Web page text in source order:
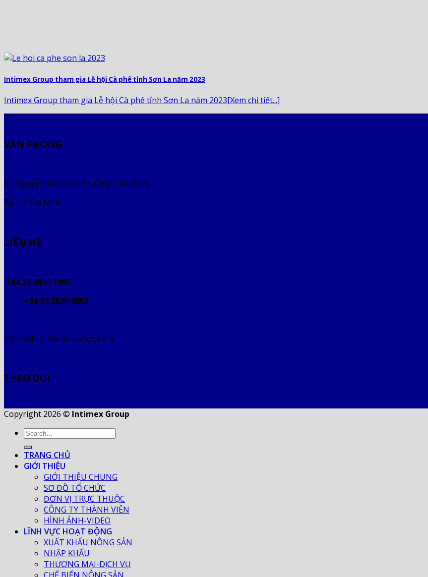
Intimex Group tham gia Lễ hội Cà phê tỉnh Sơn La năm 2023
Intimex Group tham gia Lễ hội Cà phê tỉnh Sơn La năm 2023[Xem chi tiết...]
VĂN PHÒNG
61 Nguyễn Văn Giai, Phường Tân Định,
Tp Hồ Chí Minh
LIÊN HỆ
+84 28 3820 1998
+84 28 3820 8052
intimexhcm@intimexhcm.com
THEO DÕI
Copyright 2026 © Intimex Group
TRANG CHỦ
GIỚI THIỆU
GIỚI THIỆU CHUNG
SƠ ĐỒ TỔ CHỨC
ĐƠN VỊ TRỰC THUỘC
CÔNG TY THÀNH VIÊN
HÌNH ẢNH-VIDEO
LĨNH VỰC HOẠT ĐỘNG
XUẤT KHẨU NÔNG SẢN
NHẬP KHẨU
THƯƠNG MẠI-DỊCH VỤ